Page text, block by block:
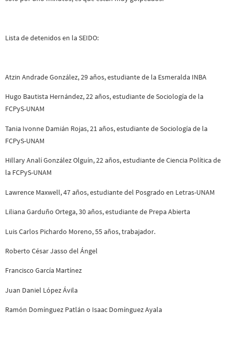
Lista de detenidos en la SEIDO:
Atzin Andrade González, 29 años, estudiante de la Esmeralda INBA
Hugo Bautista Hernández, 22 años, estudiante de Sociología de la
FCPyS-UNAM
Tania Ivonne Damián Rojas, 21 años, estudiante de Sociología de la
FCPyS-UNAM
Hillary Analí González Olguín, 22 años, estudiante de Ciencia Política de
la FCPyS-UNAM
Lawrence Maxwell, 47 años, estudiante del Posgrado en Letras-UNAM
Liliana Garduño Ortega, 30 años, estudiante de Prepa Abierta
Luis Carlos Pichardo Moreno, 55 años, trabajador.
Roberto César Jasso del Ángel
Francisco García Martínez
Juan Daniel López Ávila
Ramón Domínguez Patlán o Isaac Domínguez Ayala